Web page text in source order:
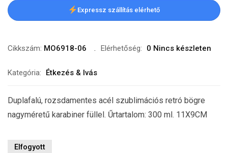
Expressz szállítás elérhető
Cikkszám: MO6918-06 Elérhetőség: 0 Nincs készleten
Kategória: Étkezés & Ivás
Duplafalú, rozsdamentes acél szublimációs retró bögre
nagyméretű karabiner füllel. Űrtartalom: 300 ml. 11X9CM
Elfogyott